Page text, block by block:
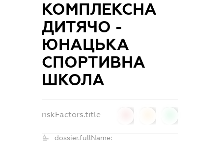
КОМПЛЕКСНА
ДИТЯЧО -
ЮНАЦЬКА
СПОРТИВНА
ШКОЛА
riskFactors.title
dossier.fullName: